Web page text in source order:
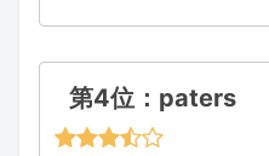
第4位：paters